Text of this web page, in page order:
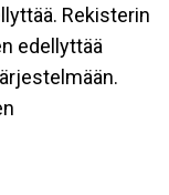
Rekisterin
edellyttää